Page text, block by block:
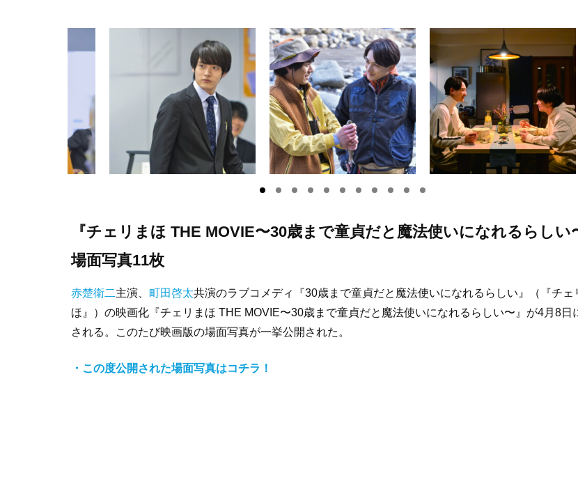
『チェリまほ THE MOVIE〜30歳まで童貞だと魔法使いになれるらしい
場面写真11枚
赤楚衛二主演、 町田啓太共演のラブコメディ『30歳まで童貞だと魔法使いになれるらしい』（『チェ
ほ』）の映画化『チェリまほ THE MOVIE〜30歳まで童貞だと魔法使いになれるらしい〜』が4月8日
される。このたび映画版の場面写真が一挙公開された。
・この度公開された場面写真はコチラ！